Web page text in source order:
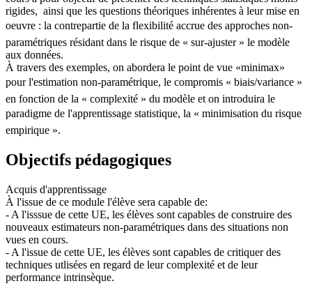
rigides, ainsi que les questions théoriques inhérentes à leur mise en
oeuvre : la contrepartie de la flexibilité accrue des approches non-
paramétriques résidant dans le risque de « sur-ajuster » le modèle
aux données.
À travers des exemples, on abordera le point de vue «minimax»
pour l'estimation non-paramétrique, le compromis « biais/variance »
en fonction de la « complexité » du modèle et on introduira le
paradigme de l'apprentissage statistique, la « minimisation du risque
empirique ».
Objectifs pédagogiques
Acquis d'apprentissage
À l'issue de ce module l'élève sera capable de:
- A l'isssue de cette UE, les élèves sont capables de construire des
nouveaux estimateurs non-paramétriques dans des situations non
vues en cours.
- A l'issue de cette UE, les élèves sont capables de critiquer des
techniques utlisées en regard de leur complexité et de leur
performance intrinsèque.